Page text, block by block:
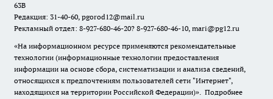
63В
Редакция: 31-40-60, pgorod12@mail.ru
Рекламный отдел: 8-927-680-46-20? 8-927-680-46-10, mari@pg12.ru
«На информационном ресурсе применяются рекомендательные
технологии (информационные технологии предоставления
информации на основе сбора, систематизации и анализа сведений,
относящихся к предпочтениям пользователей сети "Интернет",
находящихся на территории Российской Федерации)». Подробнее